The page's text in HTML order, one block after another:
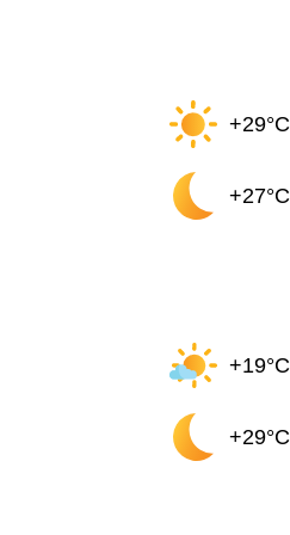
+29°C
+27°C
+19°C
+29°C